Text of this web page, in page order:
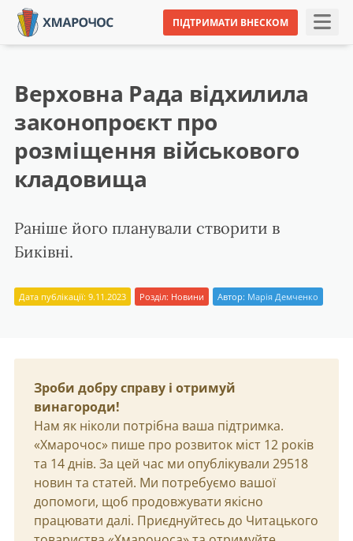
ПІДТРИМАТИ ВНЕСКОМ
Верховна Рада відхилила
законопроєкт про
розміщення військового
кладовища
Раніше його планували створити в
Биківні.
Дата публікації: 9.11.2023 Розділ: Новини Автор: Марія Демченко
Зроби добру справу і отримуй
винагороди!
Нам як ніколи потрібна ваша підтримка.
«Хмарочос» пише про розвиток міст 12 років
та 14 днів. За цей час ми опублікували 29518
новин та статей. Ми потребуємо вашої
допомоги, щоб продовжувати якісно
працювати далі. Приєднуйтесь до Читацького